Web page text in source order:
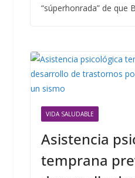
“súperhonrada” de que
VIDA SALUDABLE
Asistencia
temprana